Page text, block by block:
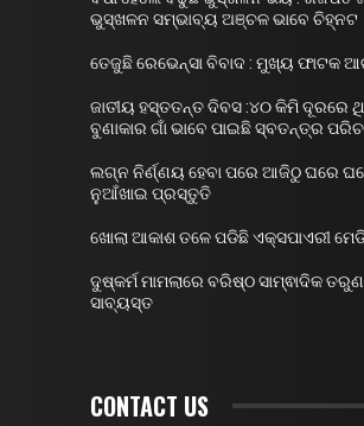
ଭୁସ୍ଖଳନ ସମ୍ଭାବ୍ୟ ଅଞ୍ଚଳ ଭାବେ ଚିହ୍ନଟ
ତେଜୁଛି ରେଭେନ୍ସା ବିବାଦ : ମୁଖ୍ୟ ଫାଟକ
ଜାତୀୟ ହସ୍ତତନ୍ତ ଦିବସ :୪୦ କିମି ଦୂରରେ
ବୁଣାକାର ଗାଁ ଭାବେ ପାଇଛି ସ୍ବତନ୍ତ୍ର
ଲଗ୍ନ ନିର୍ଣ୍ଣୟ ହେବା ପରେ ଆଜିଠୁ ଘରେ
ନୁଆଁଖାଇ ପ୍ରସ୍ତୁତି
ଖୋଲା ଆକାଶ ତଳେ ପଡିଛି ଏକ୍ସପାଏରୀ
ଦୁଷ୍କର୍ମ ମାମଲାରେ ବରିଷ୍ଠ ସାମ୍ଵାଦିକ
ସାବ୍ୟସ୍ତ
CONTACT US